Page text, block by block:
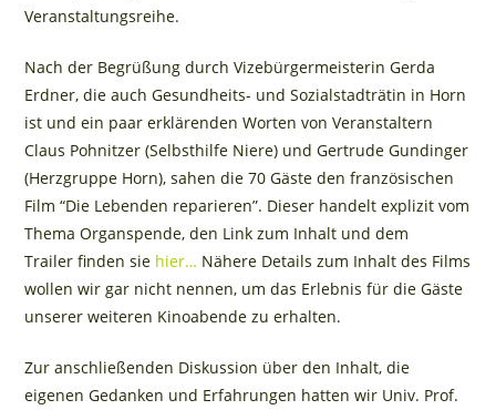
Veranstaltungsreihe.
Nach der Begrüßung durch Vizebürgermeisterin Gerda
Erdner, die auch Gesundheits- und Sozialstadträtin in Horn
ist und ein paar erklärenden Worten von Veranstaltern
Claus Pohnitzer (Selbsthilfe Niere) und Gertrude Gundinger
(Herzgruppe Horn), sahen die 70 Gäste den französischen
Film “Die Lebenden reparieren”. Dieser handelt explizit vom
Thema Organspende, den Link zum Inhalt und dem
Trailer finden sie hier… Nähere Details zum Inhalt des Films
wollen wir gar nicht nennen, um das Erlebnis für die Gäste
unserer weiteren Kinoabende zu erhalten.
Zur anschließenden Diskussion über den Inhalt, die
eigenen Gedanken und Erfahrungen hatten wir Univ. Prof.